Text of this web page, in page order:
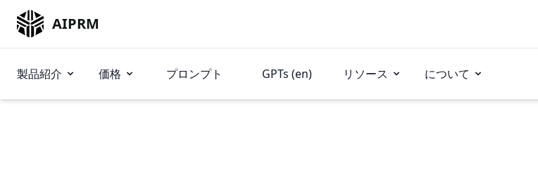
AIPRM
製品紹介 価格 プロンプト GPTs (en) リソース について